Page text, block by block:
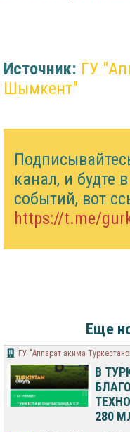
Источник: ​ГУ
Шымкент"
канал, и будте
событий, вот
https://t.me/
Еще
ГУ "Аппарат акима
В
280